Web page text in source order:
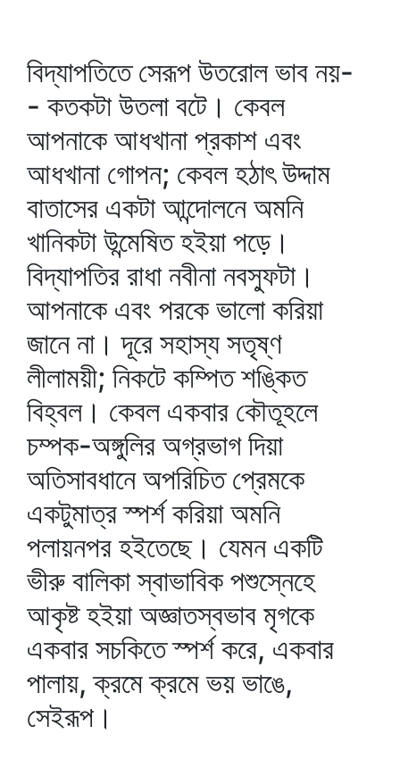
বিদ্যাপতিতে সেরূপ উতরোল ভাব নয়-
- কতকটা উতলা বটে। কেবল
আপনাকে আধখানা প্রকাশ এবং
আধখানা গোপন; কেবল হঠাৎ উদ্দাম
বাতাসের একটা আন্দোলনে অমনি
খানিকটা উন্মেষিত হইয়া পড়ে।
বিদ্যাপতির রাধা নবীনা নবস্ফুটা।
আপনাকে এবং পরকে ভালো করিয়া
জানে না। দূরে সহাস্য সতৃষ্ণ
লীলাময়ী; নিকটে কম্পিত শঙ্কিত
বিহ্বল। কেবল একবার কৌতূহলে
চম্পক-অঙ্গুলির অগ্রভাগ দিয়া
অতিসাবধানে অপরিচিত প্রেমকে
একটুমাত্র স্পর্শ করিয়া অমনি
পলায়নপর হইতেছে। যেমন একটি
ভীরু বালিকা স্বাভাবিক পশুস্নেহে
আকৃষ্ট হইয়া অজ্ঞাতস্বভাব মৃগকে
একবার সচকিতে স্পর্শ করে, একবার
পালায়, ক্রমে ক্রমে ভয় ভাঙে,
সেইরূপ।